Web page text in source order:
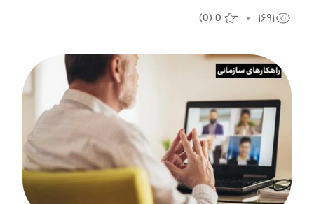
پشتیبانی
پایگاه دانش
درباره ما
اخبار
۱۶۹۱ (0) 0